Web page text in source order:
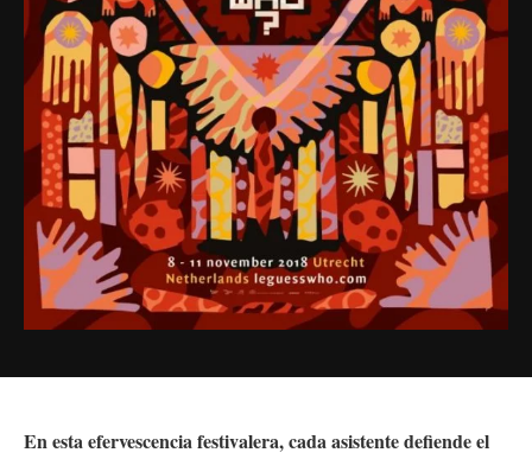
En esta efervescencia festivalera, cada asistente defiende el